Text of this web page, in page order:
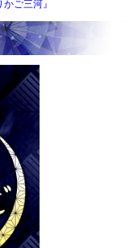
ご三河』